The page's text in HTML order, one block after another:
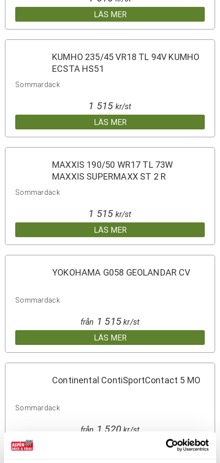
LÄS MER
KUMHO 235/45 VR18 TL 94V KUMHO
ECSTA HS51
Sommardäck
LÄS MER
1 515 kr/st
MAXXIS 190/50 WR17 TL 73W
MAXXIS SUPERMAXX ST 2 R
Sommardäck
LÄS MER
1 515 kr/st
YOKOHAMA G058 GEOLANDAR CV
Sommardäck
LÄS MER
från 1 515kr/st
Continental ContiSportContact 5 MO
Sommardäck
från 1 520kr/st